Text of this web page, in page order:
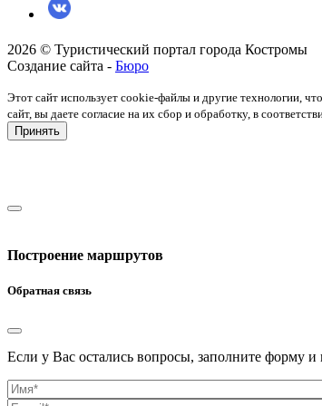
2026 © Туристический портал города Костромы
Создание сайта - Бюро
Этот сайт использует cookie-файлы и другие технологии,
сайт, вы даете согласие на их сбор и обработку, в
Принять
Построение маршрутов
Обратная связь
Если у Вас остались вопросы, заполните форму